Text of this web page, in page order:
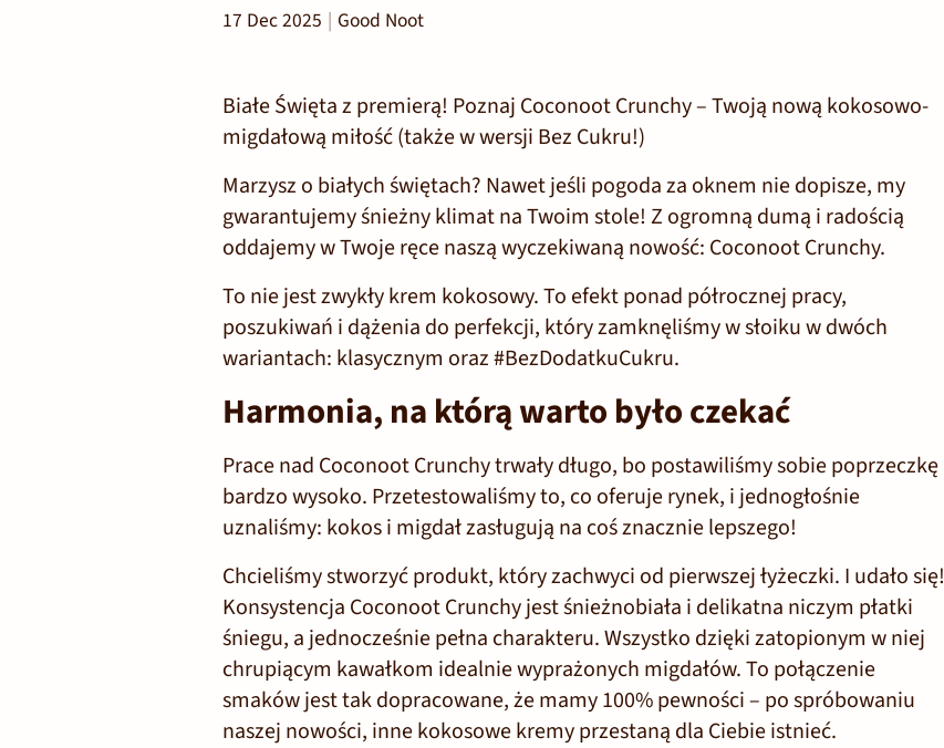
17 Dec 2025 Good Noot
Białe Święta z premierą! Poznaj Coconoot Crunchy – Twoją nową kokosowo-
migdałową miłość (także w wersji Bez Cukru!)
Marzysz o białych świętach? Nawet jeśli pogoda za oknem nie dopisze, my
gwarantujemy śnieżny klimat na Twoim stole! Z ogromną dumą i radością
oddajemy w Twoje ręce naszą wyczekiwaną nowość: Coconoot Crunchy.
To nie jest zwykły krem kokosowy. To efekt ponad półrocznej pracy,
poszukiwań i dążenia do perfekcji, który zamknęliśmy w słoiku w dwóch
wariantach: klasycznym oraz#BezDodatkuCukru.
Harmonia, na którą warto było czekać
Prace nad Coconoot Crunchy trwały długo, bo postawiliśmy sobie poprzeczkę
bardzo wysoko. Przetestowaliśmy to, co oferuje rynek, i jednogłośnie
uznaliśmy: kokos i migdał zasługują na coś znacznie lepszego!
Chcieliśmy stworzyć produkt, który zachwyci od pierwszej łyżeczki. I udało się!
Konsystencja Coconoot Crunchy jestśnieżnobiała i delikatna niczym płatki
śniegu, a jednocześnie pełna charakteru. Wszystko dzięki zatopionym w niej
chrupiącym kawałkom idealnie wyprażonych migdałów. To połączenie
smaków jest tak dopracowane, że mamy 100% pewności – po spróbowaniu
naszej nowości, inne kokosowe kremy przestaną dla Ciebie istnieć.